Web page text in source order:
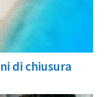
di chiusura